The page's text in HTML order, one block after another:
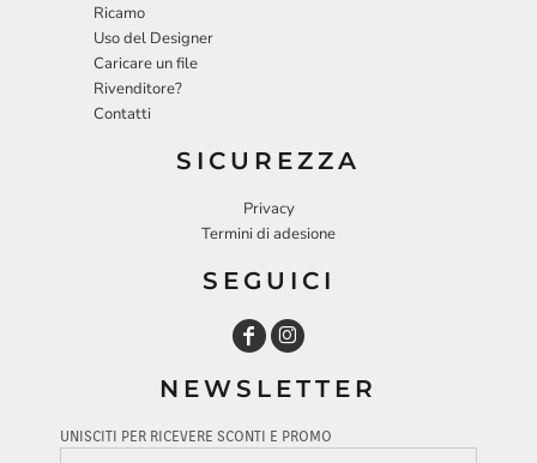
Ricamo
Uso del Designer
Caricare un file
Rivenditore?
Contatti
SICUREZZA
Privacy
Termini di adesione
SEGUICI
NEWSLETTER
UNISCITI PER RICEVERE SCONTI E PROMO